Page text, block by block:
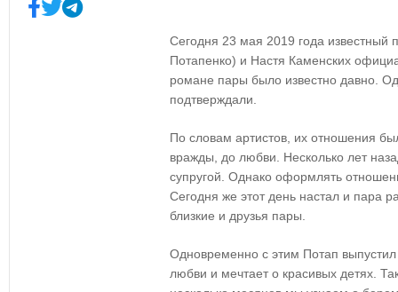
Сегодня 23 мая 2019 года
Потапенко) и Настя Каменских
романе пары было известно давно.
подтверждали.
По словам артистов, их отношения
вражды, до любви. Несколько лет
супругой. Однако оформлять
Сегодня же этот день настал и пара
близкие и друзья пары.
Одновременно с этим Потап
любви и мечтает о красивых детях.